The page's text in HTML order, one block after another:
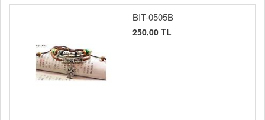
BIT-0505B
250,00 TL